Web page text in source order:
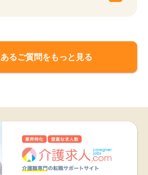
るご質問をもっと見る